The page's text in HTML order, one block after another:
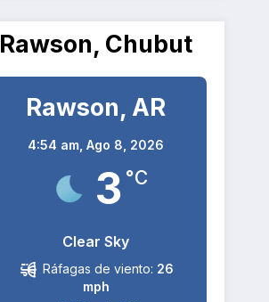
Rawson, Chubut
Rawson, AR
4:54 am,Ago 8, 2026
3 °C
Clear Sky
Ráfagas de viento: 26
mph